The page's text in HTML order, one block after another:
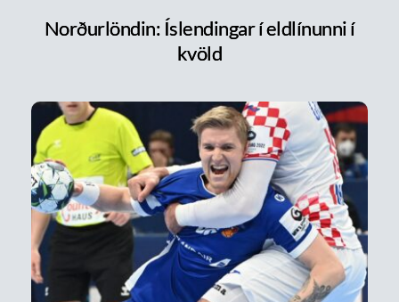
Norðurlöndin: Íslendingar í eldlínunni í
kvöld